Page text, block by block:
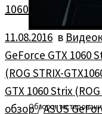
Обзор и
1060
11.08.2016 в
GeForce GTX 1060
(ROG STRIX-
GTX 1060 Strix
обзор/ASUS